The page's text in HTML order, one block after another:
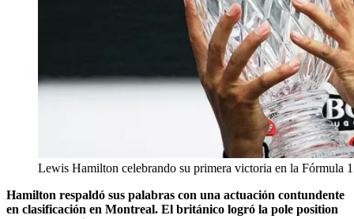
Lewis Hamilton celebrando su primera victoria en la Fórmula
Hamilton respaldó sus palabras con una actuación contundente
en clasificación en Montreal. El británico logró la pole position